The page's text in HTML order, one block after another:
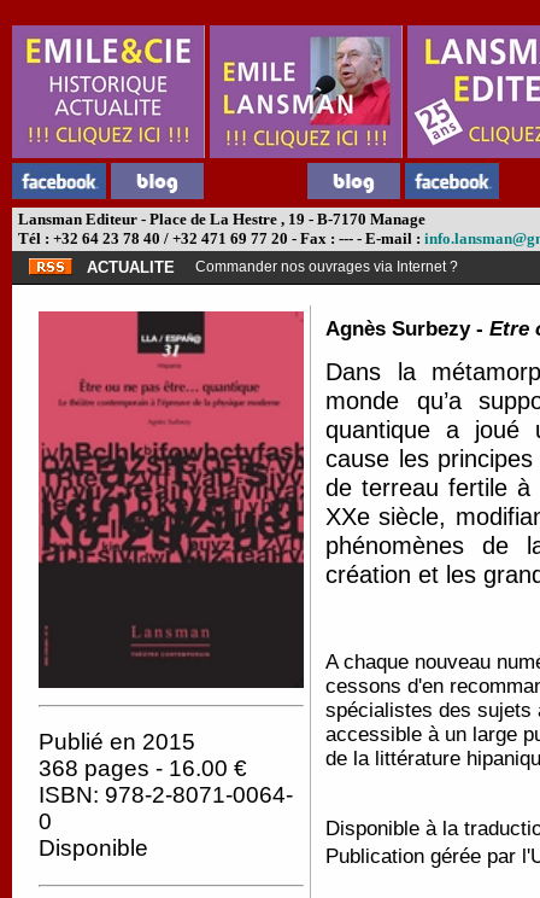
Lansman Editeur - Place de La Hestre , 19 - B-7170 Manage
Tél : +32 64 23 78 40 / +32 471 69 77 20 - Fax : --- - E-mail :
ACTUALITE
Commander nos ouvrages via Internet ?
Publié en 2015
368 pages - 16.00 €
ISBN: 978-2-8071-0064-
0
Disponible
Agnès Surbezy - Etre
Dans la
monde qu’a
quantique a joué
cause les
de terreau fertile à
XXe siècle,
phénomènes de
création et les
A chaque nouveau
cessons d'en
spécialistes des sujets
accessible à un large
de la littérature
Disponible à la
Publication gérée par